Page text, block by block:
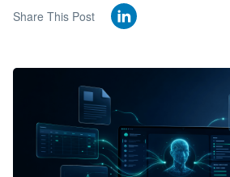
Share This Post